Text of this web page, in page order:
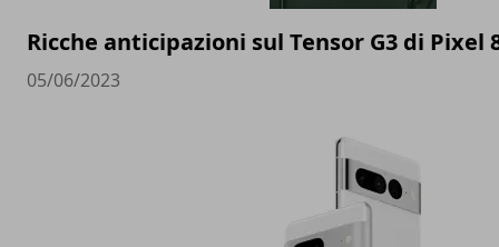
Ricche anticipazioni sul Tensor G3 di Pixel
05/06/2023